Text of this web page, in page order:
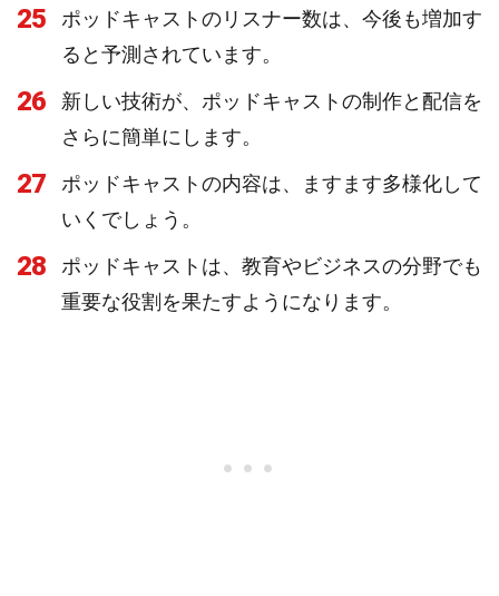
25
ポッドキャストのリスナー数は、今後も増加す
ると予測されています。
26
新しい技術が、ポッドキャストの制作と配信を
さらに簡単にします。
27
ポッドキャストの内容は、ますます多様化して
いくでしょう。
28
ポッドキャストは、教育やビジネスの分野でも
重要な役割を果たすようになります。